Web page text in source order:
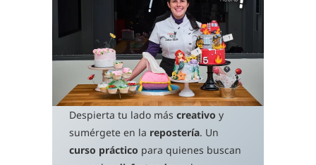
Despierta tu lado más creativo y
sumérgete en la repostería. Un
curso práctico para quienes buscan